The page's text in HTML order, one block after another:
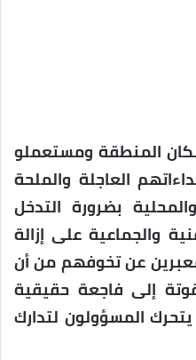
المنطقة ومستعملو
الوطنية رقم 13 نداءاتهم العاجلة والملحة
بضرورة التدخل
والجماعية على إزالة
عن تخوفهم من أن
إلى فاجعة حقيقية
المسؤولون لتدارك